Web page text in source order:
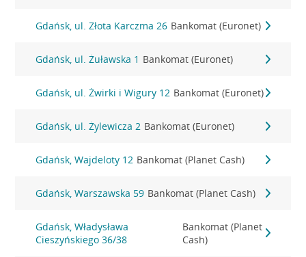
Gdańsk, ul. Złota Karczma 26 Bankomat (Euronet)
Gdańsk, ul. Żuławska 1 Bankomat (Euronet)
Gdańsk, ul. Żwirki i Wigury 12 Bankomat (Euronet)
Gdańsk, ul. Żylewicza 2 Bankomat (Euronet)
Gdańsk, Wajdeloty 12 Bankomat (Planet Cash)
Gdańsk, Warszawska 59 Bankomat (Planet Cash)
Gdańsk, Władysława
Cieszyńskiego 36/38
Bankomat (Planet
Cash)